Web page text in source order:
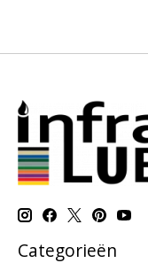
Categorieën